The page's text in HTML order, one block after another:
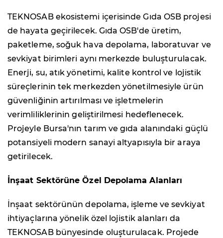
TEKNOSAB ekosistemi içerisinde Gıda OSB projesi
de hayata geçirilecek. Gıda OSB'de üretim,
paketleme, soğuk hava depolama, laboratuvar ve
sevkiyat birimleri aynı merkezde buluşturulacak.
Enerji, su, atık yönetimi, kalite kontrol ve lojistik
süreçlerinin tek merkezden yönetilmesiyle ürün
güvenliğinin artırılması ve işletmelerin
verimliliklerinin geliştirilmesi hedeflenecek.
Projeyle Bursa'nın tarım ve gıda alanındaki güçlü
potansiyeli modern sanayi altyapısıyla bir araya
getirilecek.
İnşaat Sektörüne Özel Depolama Alanları
İnşaat sektörünün depolama, işleme ve sevkiyat
ihtiyaçlarına yönelik özel lojistik alanları da
TEKNOSAB bünyesinde oluşturulacak. Projede